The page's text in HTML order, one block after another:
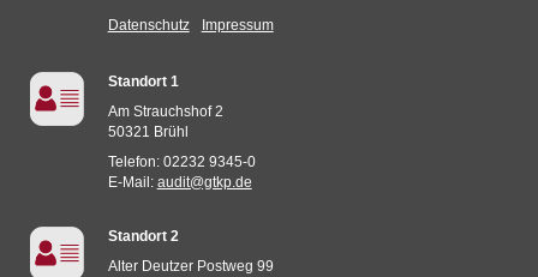
Datenschutz Impressum
Standort 1
Am Strauchshof 2
50321 Brühl
Telefon: 02232 9345-0
E-Mail: audit@gtkp.de
Standort 2
Alter Deutzer Postweg 99